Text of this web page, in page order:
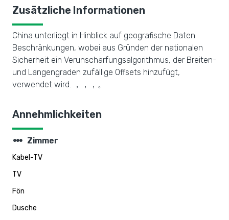
Zusätzliche Informationen
China unterliegt in Hinblick auf geografische Daten
Beschränkungen, wobei aus Gründen der nationalen
Sicherheit ein Verunschärfungsalgorithmus, der Breiten-
und Längengraden zufällige Offsets hinzufügt,
verwendet wird. ，，，。
Annehmlichkeiten
steppers Zimmer
Kabel-TV
TV
Fön
Dusche